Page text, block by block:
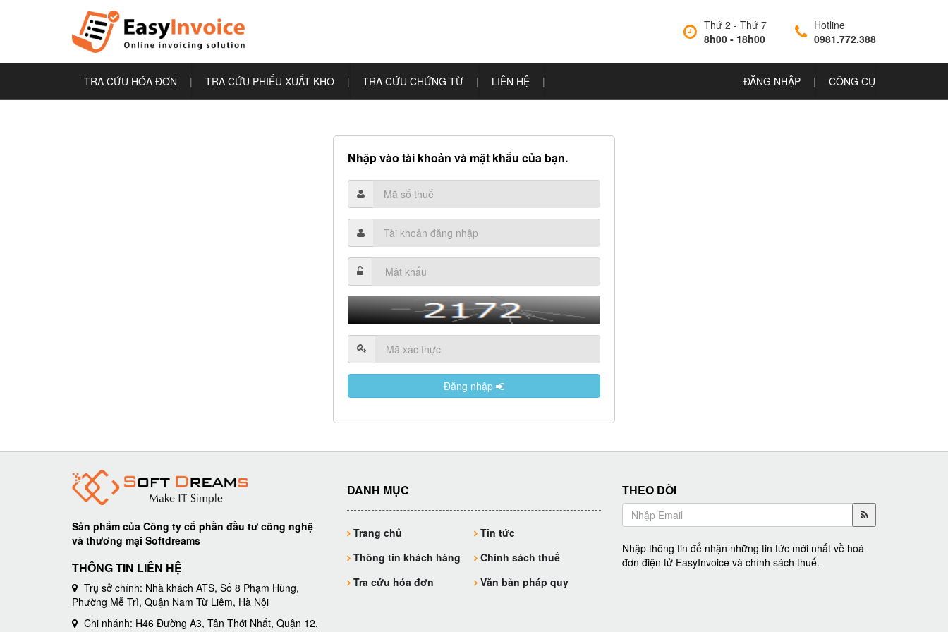
Thứ 2 - Thứ 7
8h00 - 18h00
Hotline
0981.772.388
TRA CỨU HÓA ĐƠN | TRA CỨU PHIẾU XUẤT KHO | TRA CỨU CHỨNG TỪ | LIÊN HỆ | ĐĂNG NHẬP | CÔNG CỤ
Nhập vào tài khoản và mật khẩu của bạn.
Đăng nhập
Sản phẩm của Công ty cổ phần đầu tư công nghệ
và thương mại Softdreams
THÔNG TIN LIÊN HỆ
Trụ sở chính: Nhà khách ATS, Số 8 Phạm Hùng,
Phường Mễ Trì, Quận Nam Từ Liêm, Hà Nội
Chi nhánh: H46 Đường A3, Tân Thới Nhất, Quận 12,
DANH MỤC
Trang chủ
Tin tức
Thông tin khách hàng
Chính sách thuế
Tra cứu hóa đơn
Văn bản pháp quy
THEO DÕI
Nhập thông tin để nhận những tin tức mới nhất về hoá
đơn điện tử EasyInvoice và chính sách thuế.